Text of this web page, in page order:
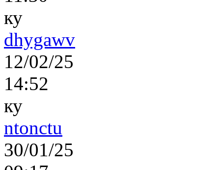
ку
dhygawv
12/02/25
14:52
ку
ntonctu
30/01/25